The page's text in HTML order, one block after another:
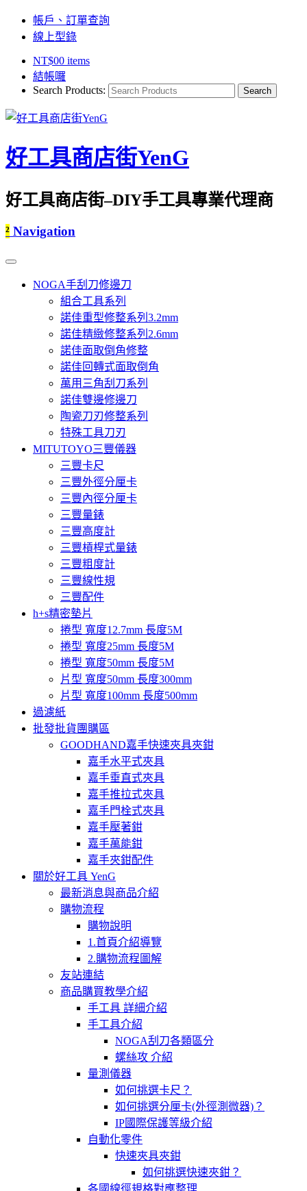
帳戶、訂單查詢
線上型錄
NT$00 items
結帳囉
Search Products:
好工具商店街YenG
好工具商店街–DIY手工具專業代理商
² Navigation
NOGA手刮刀修邊刀
組合工具系列
諾佳重型修整系列3.2mm
諾佳精緻修整系列2.6mm
諾佳面取倒角修整
諾佳回轉式面取倒角
萬用三角刮刀系列
諾佳雙邊修邊刀
陶瓷刀刃修整系列
特殊工具刀刃
MITUTOYO三豐儀器
三豐卡尺
三豐外徑分厘卡
三豐內徑分厘卡
三豐量錶
三豐高度計
三豐槓桿式量錶
三豐粗度計
三豐線性規
三豐配件
h+s精密墊片
捲型 寬度12.7mm 長度5M
捲型 寬度25mm 長度5M
捲型 寬度50mm 長度5M
片型 寬度50mm 長度300mm
片型 寬度100mm 長度500mm
過濾紙
批發批貨團購區
GOODHAND嘉手快速夾具夾鉗
嘉手水平式夾具
嘉手垂直式夾具
嘉手推拉式夾具
嘉手門栓式夾具
嘉手壓著鉗
嘉手萬能鉗
嘉手夾鉗配件
關於好工具 YenG
最新消息與商品介紹
購物流程
購物說明
1.首頁介紹導覽
2.購物流程圖解
友站連結
商品購買教學介紹
手工具 詳細介紹
手工具介紹
NOGA刮刀各類區分
螺絲攻 介紹
量測儀器
如何挑選卡尺？
如何挑選分厘卡(外徑測微器)？
IP國際保護等級介紹
自動化零件
快速夾具夾鉗
如何挑選快速夾鉗？
各國線徑規格對應整理